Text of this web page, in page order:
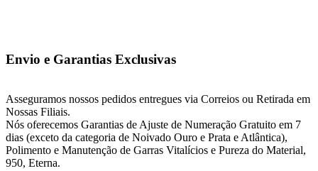
Envio e Garantias Exclusivas
Asseguramos nossos pedidos entregues via Correios ou Retirada em
Nossas Filiais.
Nós oferecemos Garantias de Ajuste de Numeração Gratuito em 7
dias (exceto da categoria de Noivado Ouro e Prata e Atlântica),
Polimento e Manutenção de Garras Vitalícios e Pureza do Material,
950, Eterna.